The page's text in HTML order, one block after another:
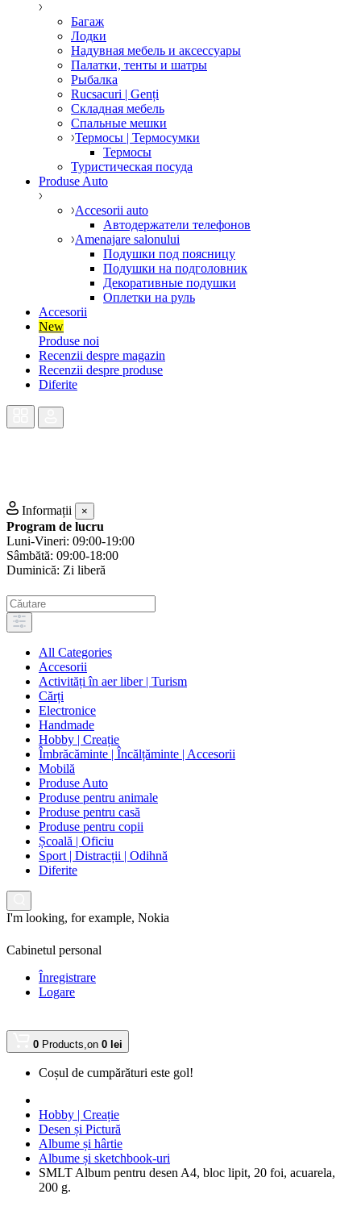
Багаж
Лодки
Надувная мебель и аксессуары
Палатки, тенты и шатры
Рыбалка
Rucsacuri | Genți
Складная мебель
Спальные мешки
Термосы | Термосумки
Термосы
Туристическая посуда
Produse Auto
Accesorii auto
Автодержатели телефонов
Amenajare salonului
Подушки под поясницу
Подушки на подголовник
Декоративные подушки
Оплетки на руль
Accesorii
New
Produse noi
Recenzii despre magazin
Recenzii despre produse
Diferite
Informații ×
Program de lucru
Luni-Vineri: 09:00-19:00
Sâmbătă: 09:00-18:00
Duminică: Zi liberă
All Categories
Accesorii
Activități în aer liber | Turism
Cărți
Electronice
Handmade
Hobby | Creație
Îmbrăcăminte | Încălțăminte | Accesorii
Mobilă
Produse Auto
Produse pentru animale
Produse pentru casă
Produse pentru copii
Școală | Oficiu
Sport | Distracții | Odihnă
Diferite
I'm looking, for example, Nokia
Cabinetul personal
Înregistrare
Logare
0 Products,on 0 lei
Coșul de cumpărături este gol!
Hobby | Creație
Desen și Pictură
Albume și hârtie
Albume și sketchbook-uri
SMLT Album pentru desen A4, bloc lipit, 20 foi, acuarela,
200 g.